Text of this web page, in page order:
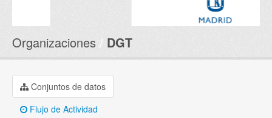
Organizaciones DGT
Conjuntos de datos
Flujo de Actividad